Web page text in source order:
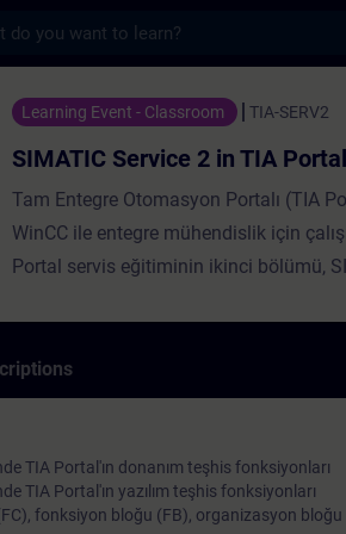
2 in TIA Portal -
Learning Event - Classroom TIA-SERV2
SIMATIC Service 2 in TIA Portal
Tam Entegre Otomasyon Portalı (TIA
WinCC ile entegre mühendislik için
Portal servis eğitiminin ikinci bölümü,
Portal teşhis aracını kullanarak sorun
genişleteceksiniz. CPU'nun bir hata
Yapılandırılmış Kontrol Dili (SCL)
bakışı kazanarak program tasarımı
TIA Portal'ın donanım teşhis fonksiyonları
TIA Portal'ın yazılım teşhis fonksiyonları
fonksiyon bloğu (FB), organizasyon bloğu